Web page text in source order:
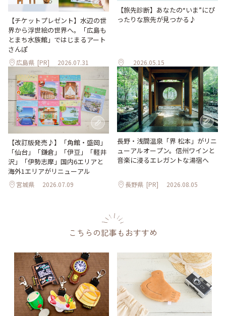
【チケットプレゼント】水辺の世
界から浮世絵の世界へ。「広島も
とまち水族館」ではじまるアート
さんぽ
広島県 [PR] 2026.07.31
【旅先診断】あなたの“いま”にぴ
ったりな旅先が見つかる♪
2026.05.15
【改訂版発売♪】「角館・盛岡」
「仙台」「鎌倉」「伊豆」「軽井
沢」「伊勢志摩」国内6エリアと
海外1エリアがリニューアル
宮城県 2026.07.09
長野・浅間温泉「界 松本」がリニ
ューアルオープン。信州ワインと
音楽に浸るエレガントな湯宿へ
長野県 [PR] 2026.08.05
こちらの記事もおすすめ